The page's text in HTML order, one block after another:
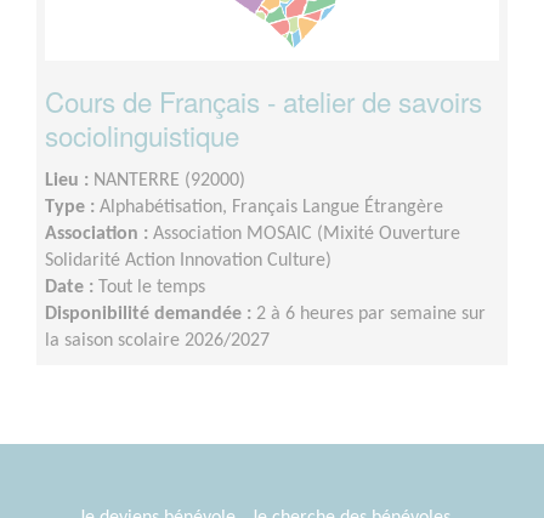
Cours de Français - atelier de savoirs
sociolinguistique
Lieu : NANTERRE (92000)
Type : Alphabétisation, Français Langue Étrangère
Association : Association MOSAIC (Mixité Ouverture
Solidarité Action Innovation Culture)
Date : Tout le temps
Disponibilité demandée : 2 à 6 heures par semaine sur
la saison scolaire 2026/2027